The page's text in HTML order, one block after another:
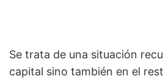
Se trata de una situación
capital sino también en el